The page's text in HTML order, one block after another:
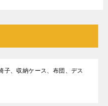
子、収納ケース、布団、デス